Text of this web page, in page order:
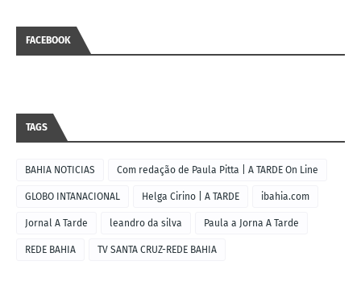
FACEBOOK
TAGS
BAHIA NOTICIAS Com redação de Paula Pitta | A TARDE On Line
GLOBO INTANACIONAL Helga Cirino | A TARDE ibahia.com
Jornal A Tarde leandro da silva Paula a Jorna A Tarde
REDE BAHIA TV SANTA CRUZ-REDE BAHIA